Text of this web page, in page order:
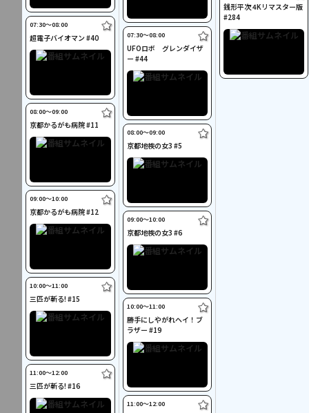
07:30〜08:00
超電子バイオマン #40
08:00〜09:00
京都かるがも病院 #11
09:00〜10:00
京都かるがも病院 #12
10:00〜11:00
三匹が斬る! #15
11:00〜12:00
三匹が斬る! #16
07:30〜08:00
UFOロボ グレンダイザ
ー #44
08:00〜09:00
京都地検の女3 #5
09:00〜10:00
京都地検の女3 #6
10:00〜11:00
勝手にしやがれヘイ！ブ
ラザー #19
11:00〜12:00
銭形平次 4Kリマスター版
#284